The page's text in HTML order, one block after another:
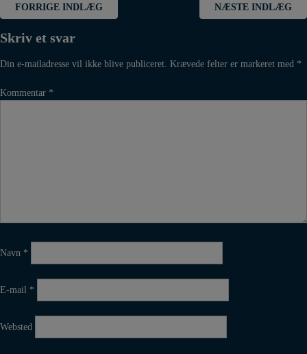
Indlægsnavigation
FORRIGE INDLÆG NÆSTE INDLÆG
Skriv et svar
Din e-mailadresse vil ikke blive publiceret. Krævede felter er markeret med *
Kommentar *
Navn *
E-mail *
Websted